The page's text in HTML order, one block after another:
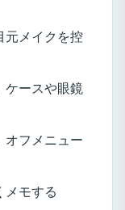
元メイクを控
ケースや眼鏡
オフメニュー
メモする